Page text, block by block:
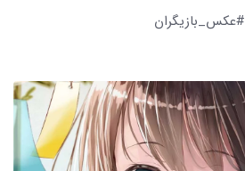
#عکس_بازیگران